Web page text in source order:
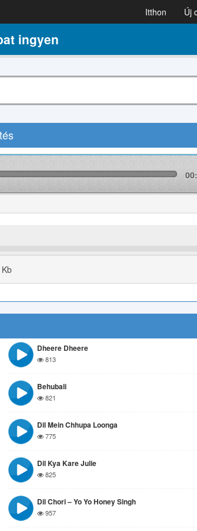
Itthon Új
ingyen
Dheere Dheere
813
Behubali
821
Dil Mein Chhupa Loonga
775
Dil Kya Kare Julie
825
Dil Chori – Yo Yo Honey Singh
957